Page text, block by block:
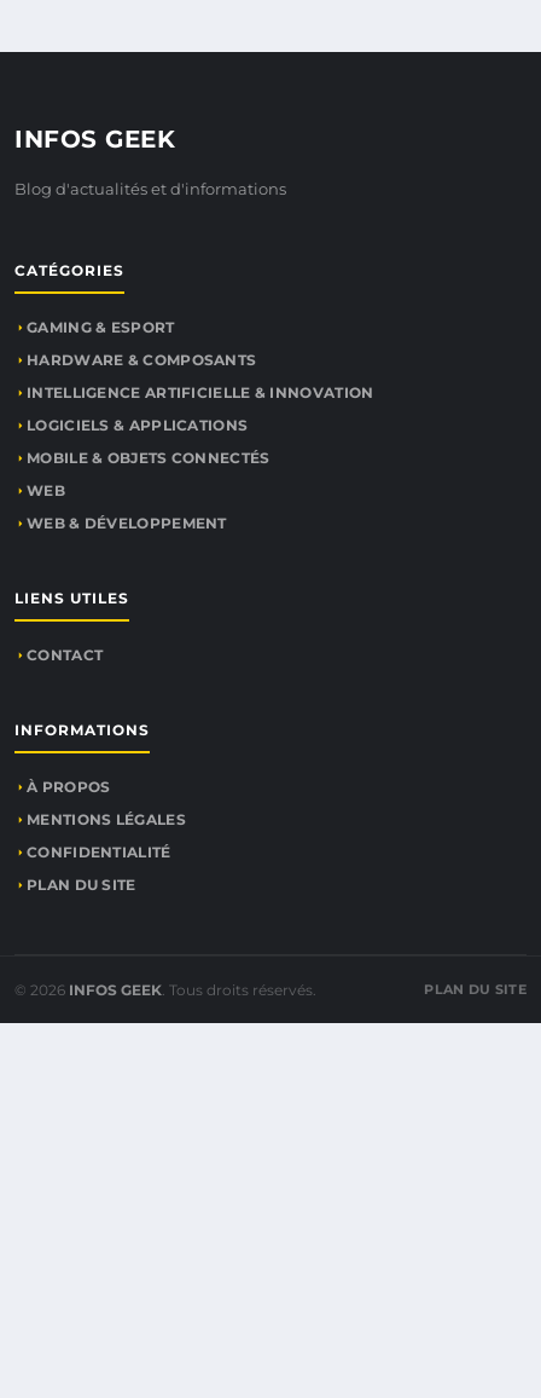
INFOS GEEK
Blog d'actualités et d'informations
CATÉGORIES
GAMING & ESPORT
HARDWARE & COMPOSANTS
INTELLIGENCE ARTIFICIELLE & INNOVATION
LOGICIELS & APPLICATIONS
MOBILE & OBJETS CONNECTÉS
WEB
WEB & DÉVELOPPEMENT
LIENS UTILES
CONTACT
INFORMATIONS
À PROPOS
MENTIONS LÉGALES
CONFIDENTIALITÉ
PLAN DU SITE
© 2026 INFOS GEEK. Tous droits réservés. PLAN DU SITE